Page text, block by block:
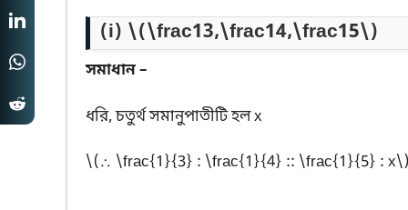
(i) \(\frac13,\frac14,\frac15\)
সমাধান –
ধরি, চতুর্থ সমানুপাতীটি হল x
\(∴ \frac{1}{3} : \frac{1}{4} :: \frac{1}{5} :